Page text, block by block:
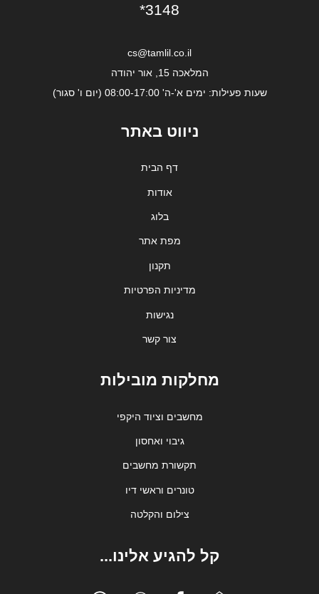
*3148
cs@tamlil.co.il
המלאכה 15, אור יהודה
שעות פעילות: ימים א'-ה' 08:00-17:00 (יום ו' סגור)
ניווט באתר
דף הבית
אודות
בלוג
מפת אתר
תקנון
מדיניות הפרטיות
נגישות
צור קשר
מחלקות מובילות
מחשבים וציוד היקפי
גיבוי ואחסון
תקשורת מחשבים
טונרים וראשי דיו
צילום והקלטה
קל להגיע אלינו...